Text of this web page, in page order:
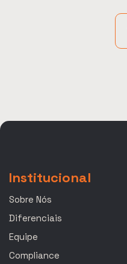
Institucional
Sobre Nós
Diferenciais
Equipe
Compliance